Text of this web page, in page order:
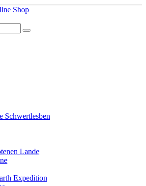
Schwertlesben
Lande
Expedition